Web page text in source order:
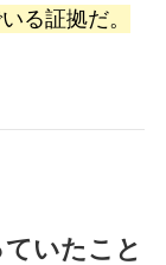
る証拠だ。
いたこと